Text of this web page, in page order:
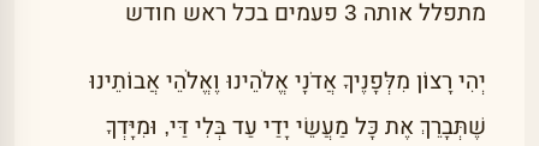
מתפלל אותה 3 פעמים בכל ראש חודש
יְהִי רָצוֹן מִלְּפָנֶיךָ אֲדֹנָי אֱלֹהֵינוּ וֶאֱלֹהֵי אֲבוֹתֵינוּ
שֶׁתְּבָרֵךְ אֶת כָּל מַעֲשֵׂי יָדַי עַד בְּלִי דַּי, וּמִיָּדְךָ